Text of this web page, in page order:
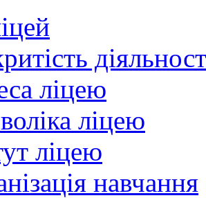
ліцею
ліцею
ліцею
навчання